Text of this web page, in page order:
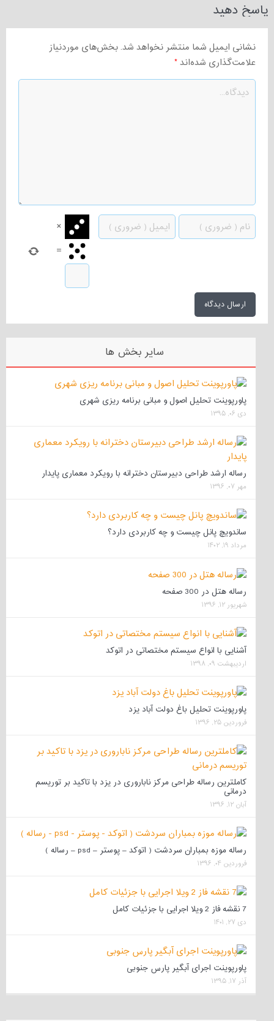
پاسخ دهید
نشانی ایمیل شما منتشر نخواهد شد.بخش‌های موردنیاز
علامت‌گذاری شده‌اند *
×
=
سایر بخش ها
پاورپوینت تحلیل اصول و مبانی برنامه ریزی شهری
دی ۰۶, ۱۳۹۵
رساله ارشد طراحی دبیرستان دخترانه با رویکرد معماری پایدار
مهر ۰۷, ۱۳۹۶
ساندویچ پانل چیست و چه کاربردی دارد؟
مرداد ۱۹, ۱۴۰۲
رساله هتل در 300 صفحه
شهریور ۱۲, ۱۳۹۶
آشنایی با انواع سیستم مختصاتی در اتوکد
اردیبهشت ۰۹, ۱۳۹۸
پاورپوینت تحلیل باغ دولت آباد یزد
فروردین ۲۵, ۱۳۹۶
کاملترین رساله طراحی مرکز ناباروری در یزد با تاکید بر توریسم
درمانی
آبان ۱۲, ۱۳۹۶
رساله موزه بمباران سردشت ( اتوکد – پوستر – psd – رساله )
فروردین ۰۴, ۱۳۹۶
7 نقشه فاز 2 ویلا اجرایی با جزئیات کامل
دی ۲۷, ۱۴۰۱
پاورپوینت اجرای آبگیر پارس جنوبی
آذر ۱۷, ۱۳۹۵